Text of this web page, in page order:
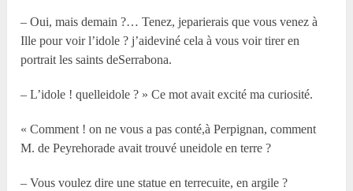
– Oui, mais demain ?… Tenez, jeparierais que vous venez à
Ille pour voir l’idole ? j’aideviné cela à vous voir tirer en
portrait les saints deSerrabona.
– L’idole ! quelleidole ? » Ce mot avait excité ma curiosité.
« Comment ! on ne vous a pas conté,à Perpignan, comment
M. de Peyrehorade avait trouvé uneidole en terre ?
– Vous voulez dire une statue en terrecuite, en argile ?